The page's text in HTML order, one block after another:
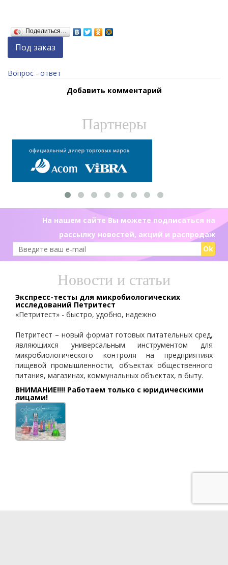
Поделиться…
Под заказ
Вопрос - ответ
Добавить комментарий
Партнеры
На нашем сайте Вы можете подписаться на
рассылку новостей, акций и распродаж
Ok
Новости и статьи
Экспресс-тесты для микробиологических
исследований Петритест
«Петритест» - быстро, удобно, надежно
Петритест – новый формат готовых питательных сред,
являющихся универсальным инструментом для
микробиологического контроля на предприятиях
пищевой промышленности, объектах общественного
питания, магазинах, коммунальных объектах, в быту.
ВНИМАНИЕ!!!! Работаем только с юридическими
лицами!